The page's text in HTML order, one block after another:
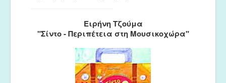
Ειρήνη Τζούμα
"Σίντο - Περιπέτεια στη Μουσικοχώρα"